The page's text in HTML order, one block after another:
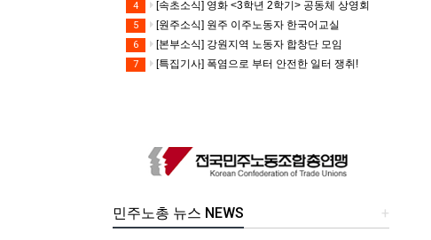
4 [속초소식] 영화 <3학년 2학기> 공동체 상영회
5 [원주소식] 원주 이주노동자 한국어교실
6 [본부소식] 강원지역 노동자 합창단 모임
7 [특집기사] 폭염으로 부터 안전한 일터 쟁취!
+
민주노총 뉴스 NEWS